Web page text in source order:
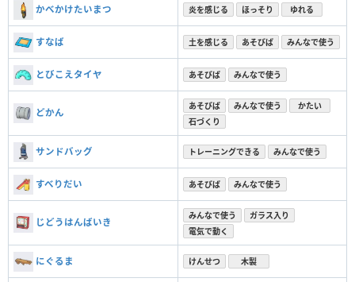
かべかけたいまつ 炎を感じる ほっそり ゆれる
すなば 土を感じる あそびば みんなで使う
とびこえタイヤ あそびば みんなで使う
どかん
あそびば みんなで使う
かたい
石づくり
サンドバッグ トレーニングできる みんなで使う
すべりだい あそびば みんなで使う
じどうはんばいき
みんなで使う
ガラス入り
電気で動く
にぐるま けんせつ 木製